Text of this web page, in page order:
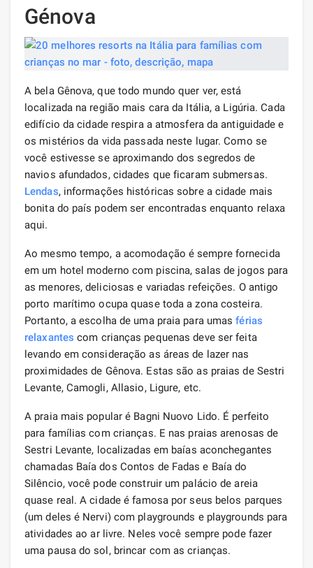
Génova
A bela Gênova, que todo mundo quer ver, está
localizada na região mais cara da Itália, a Ligúria. Cada
edifício da cidade respira a atmosfera da antiguidade e
os mistérios da vida passada neste lugar. Como se
você estivesse se aproximando dos segredos de
navios afundados, cidades que ficaram submersas.
Lendas, informações históricas sobre a cidade mais
bonita do país podem ser encontradas enquanto relaxa
aqui.
Ao mesmo tempo, a acomodação é sempre fornecida
em um hotel moderno com piscina, salas de jogos para
as menores, deliciosas e variadas refeições. O antigo
porto marítimo ocupa quase toda a zona costeira.
Portanto, a escolha de uma praia para umasférias
relaxantes com crianças pequenas deve ser feita
levando em consideração as áreas de lazer nas
proximidades de Gênova. Estas são as praias de Sestri
Levante, Camogli, Allasio, Ligure, etc.
A praia mais popular é Bagni Nuovo Lido. É perfeito
para famílias com crianças. E nas praias arenosas de
Sestri Levante, localizadas em baías aconchegantes
chamadas Baía dos Contos de Fadas e Baía do
Silêncio, você pode construir um palácio de areia
quase real. A cidade é famosa por seus belos parques
(um deles é Nervi) com playgrounds e playgrounds para
atividades ao ar livre. Neles você sempre pode fazer
uma pausa do sol, brincar com as crianças.